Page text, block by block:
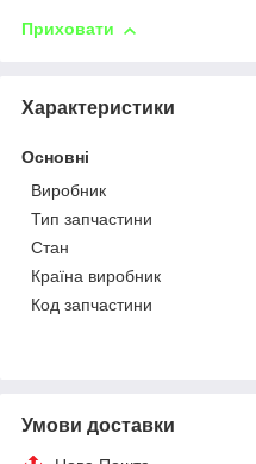
Приховати
Характеристики
Основні
Виробник
Тип запчастини
Стан
Країна виробник
Код запчастини
Умови доставки